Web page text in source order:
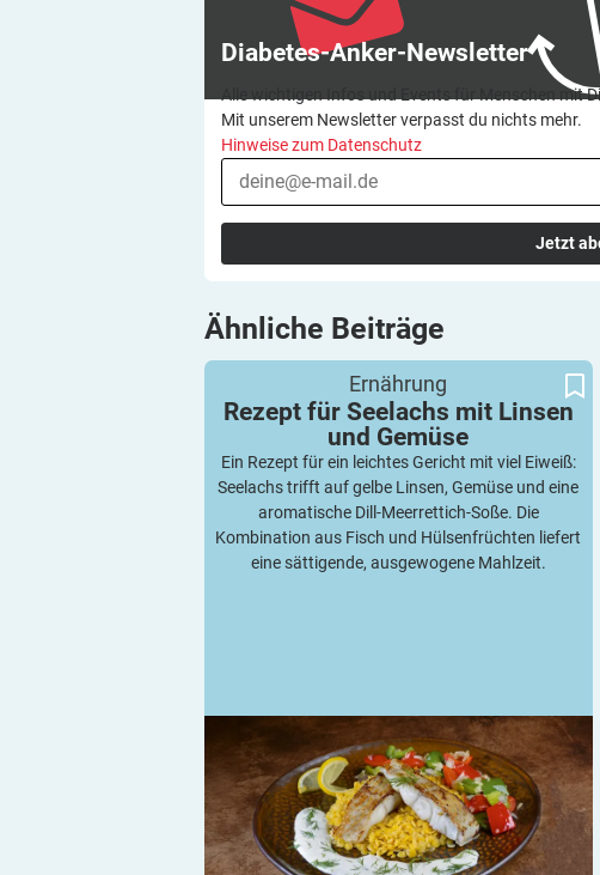
Diabetes-Anker-Newsletter
Alle wichtigen Infos und Events für Menschen mit
Mit unserem Newsletter verpasst du nichts mehr.
Hinweise zum Datenschutz
Jetzt
Ähnliche Beiträge
Rezept für Seelachs mit Linsen und Gemüse
Ernährung
Rezept für Seelachs mit Linsen
und Gemüse
Ein Rezept für ein leichtes Gericht mit viel Eiweiß:
Seelachs trifft auf gelbe Linsen, Gemüse und eine
aromatische Dill-Meerrettich-Soße. Die
Kombination aus Fisch und Hülsenfrüchten liefert
eine sättigende, ausgewogene Mahlzeit.